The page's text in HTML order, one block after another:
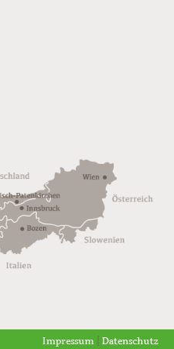
Impressum Datenschutz